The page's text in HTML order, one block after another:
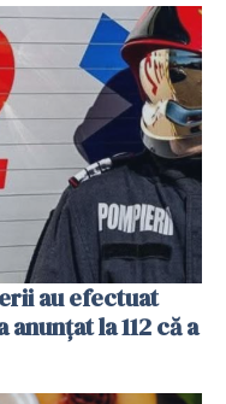
au efectuat
la 112 că a